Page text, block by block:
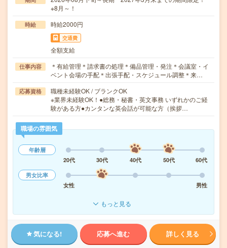
※8月～！
時給 時給2000円
交通費
全額支給
仕事内容
＊有給管理＊請求書の処理＊備品管理・発注＊会議室・イ
ベント会場の手配＊出張手配・スケジュール調整＊来…
応募資格
職種未経験OK / ブランクOK
※業界未経験OK！●総務・秘書・英文事務 いずれかのご経
験がある方●カンタンな英会話が可能な方（挨拶…
職場の雰囲気
年齢層
20代
30代 40代 50代
60代
男女比率
女性
男性
もっと見る
気になる! 応募へ進む 詳しく見る